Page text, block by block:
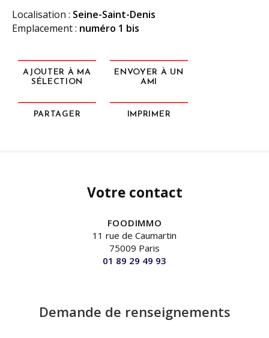
Localisation : Seine-Saint-Denis
Emplacement : numéro 1 bis
AJOUTER À MA
SÉLECTION
ENVOYER À UN
AMI
PARTAGER IMPRIMER
Votre contact
FOODIMMO
11 rue de Caumartin
75009 Paris
01 89 29 49 93
Demande de renseignements